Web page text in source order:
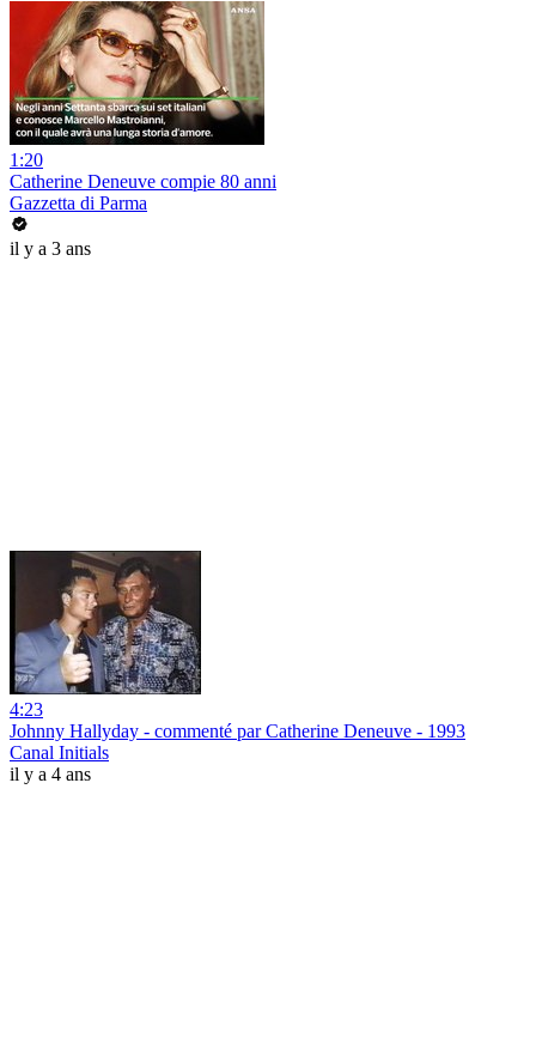
1:20
Catherine Deneuve compie 80 anni
Gazzetta di Parma
il y a 3 ans
4:23
Johnny Hallyday - commenté par Catherine Deneuve - 1993
Canal Initials
il y a 4 ans